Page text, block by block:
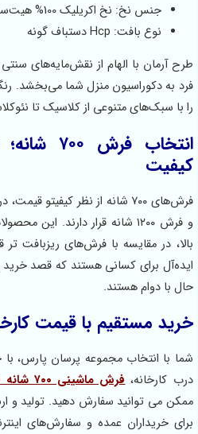
جنس نخ: نخ اکریلیک 100% هیت‌ست شده باکیفیت بالا و نمره 18
نوع بافت: Hcp دستباف گونه
آرمان با الهام از نقش‌مایه‌های سنتی
به دکوراسیون منزل شما می‌بخشد. رنگ‌
سبک‌های متنوعی از کلاسیک تا
انتخاب فرش
و فرش ۱۲۰۰ شانه قرار دارند. این
در مقایسه با فرش‌های ریزبافت تر
برای کسانی هستند که قصد خرید یک
دوام هستند.
مستقیم با قیمت کارخانه
با انتخاب مجموعه پرسان پارس، با
کارخانه،فرش ماشینی ۷۰۰ شانه طرح آرمان
می توانید سفارش دهید. تولید و ارسال
خریداران عمده و سفارش‌های اینترنتی